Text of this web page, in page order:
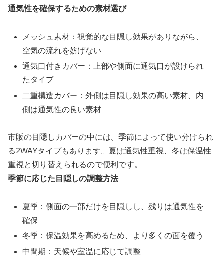
通気性を確保するための素材選び
メッシュ素材：視覚的な目隠し効果がありながら、
空気の流れを妨げない
通気口付きカバー：上部や側面に通気口が設けられ
たタイプ
二重構造カバー：外側は目隠し効果の高い素材、内
側は通気性の良い素材
市販の目隠しカバーの中には、季節によって使い分けられ
る2WAYタイプもあります。夏は通気性重視、冬は保温性
重視と切り替えられるので便利です。
季節に応じた目隠しの調整方法
夏季：側面の一部だけを目隠しし、残りは通気性を
確保
冬季：保温効果を高めるため、より多くの面を覆う
中間期：天候や室温に応じて調整